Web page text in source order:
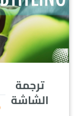
ترجمة
الشاشة